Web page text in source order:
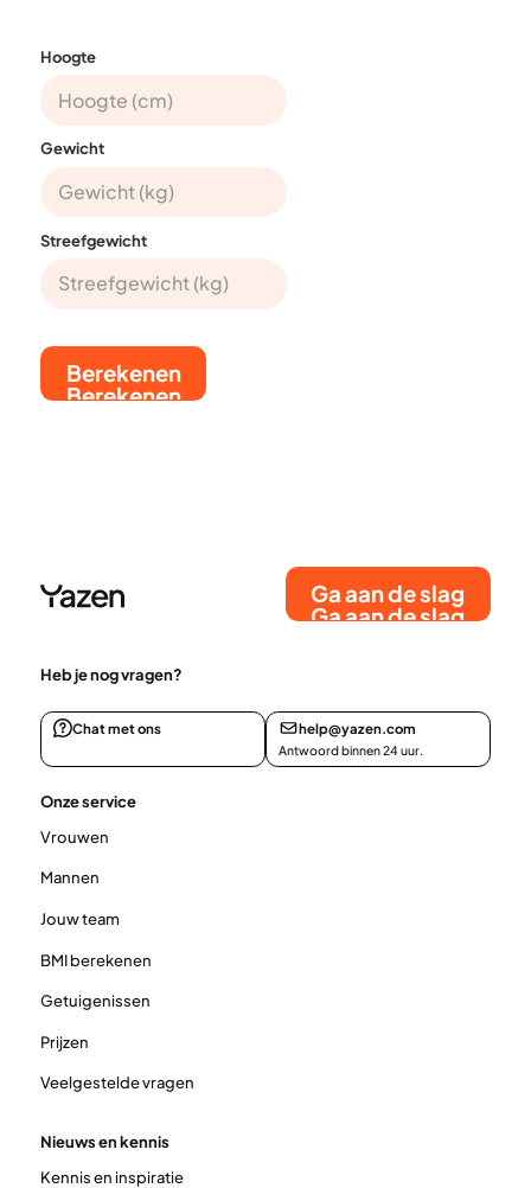
Hoogte
Gewicht
Streefgewicht
Berekenen
Berekenen
Ga aan de slag
Ga aan de slag
Heb je nog vragen?
Chat met ons help@yazen.com
Antwoord binnen 24 uur.
Onze service
Vrouwen
Mannen
Jouw team
BMI berekenen
Getuigenissen
Prijzen
Veelgestelde vragen
Nieuws en kennis
Kennis en inspiratie